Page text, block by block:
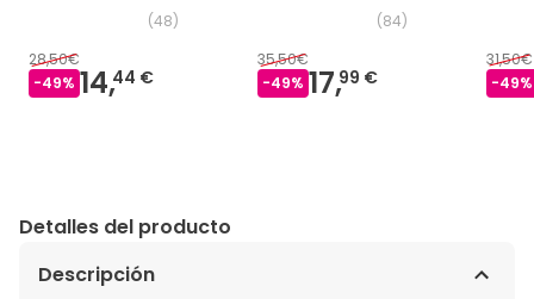
(48)
28,50€
-49% 14,44 €
(84)
35,50€
-49% 17,99 €
31,50€
-49%
Detalles del producto
Descripción